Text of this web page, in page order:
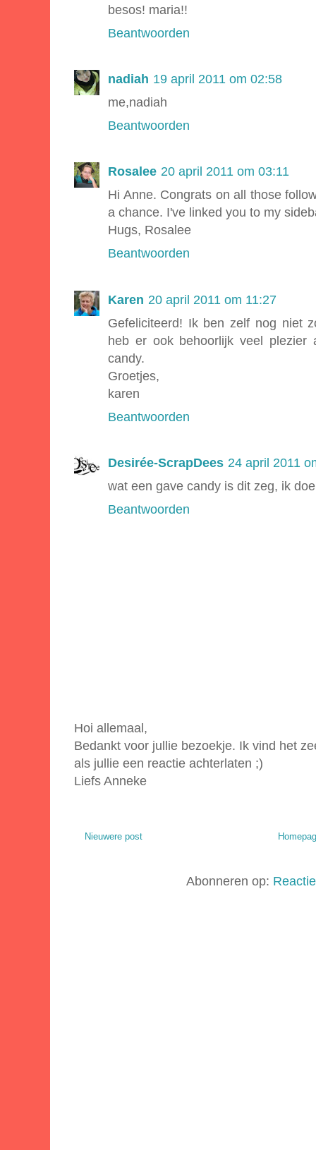
besos! maria!!
Beantwoorden
nadiah 19 april 2011 om 02:58
me,nadiah
Beantwoorden
Rosalee 20 april 2011 om 03:11
Hi Anne. Congrats on all those
a chance. I've linked you to my
Hugs, Rosalee
Beantwoorden
Karen 20 april 2011 om 11:27
Gefeliciteerd! Ik ben zelf nog niet
heb er ook behoorlijk veel
candy.
Groetjes,
karen
Beantwoorden
Desirée-ScrapDees 24 april 2011
wat een gave candy is dit zeg, ik
Beantwoorden
Hoi allemaal,
Bedankt voor jullie bezoekje. Ik vind het
als jullie een reactie achterlaten ;)
Liefs Anneke
Nieuwere post
Abonneren op: